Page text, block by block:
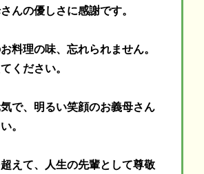
んの優しさに感謝です。
料理の味、忘れられません。
ください。
で、明るい笑顔のお義母さん
。
えて、人生の先輩として尊敬